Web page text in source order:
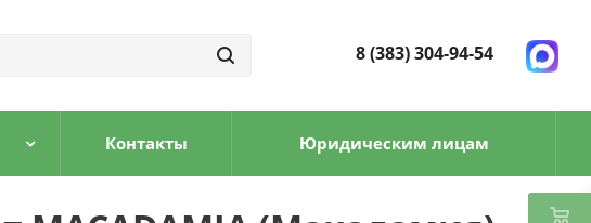
8 (383) 304-94-54
Контакты Юридическим лицам